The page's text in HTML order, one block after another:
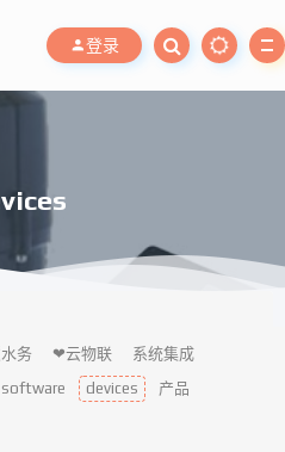
登录
务 ❤云物联
系统集成
software devices
产品